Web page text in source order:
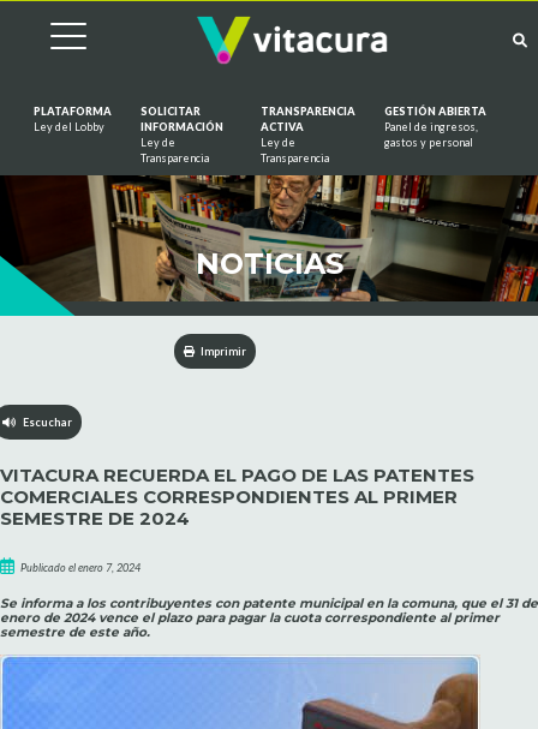
PLATAFORMA
Ley del Lobby
SOLICITAR
INFORMACIÓN
Ley de
Transparencia
TRANSPARENCIA
ACTIVA
Ley de
Transparencia
GESTIÓN ABIERTA
Panel de ingresos,
gastos y personal
NOTICIAS
Imprimir
Escuchar
VITACURA RECUERDA EL PAGO DE LAS PATENTES
COMERCIALES CORRESPONDIENTES AL PRIMER
SEMESTRE DE 2024
Publicado el enero 7, 2024
Se informa a los contribuyentes con patente municipal en la comuna, que el 31 de
enero de 2024 vence el plazo para pagar la cuota correspondiente al primer
semestre de este año.